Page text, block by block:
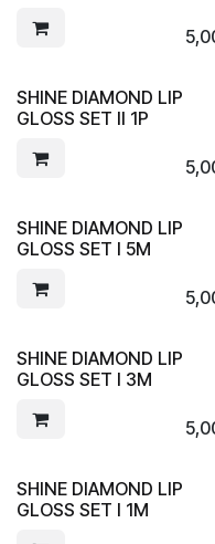
SHINE DIAMOND LIP
GLOSS SET II 1P
SHINE DIAMOND LIP
GLOSS SET I 5M
SHINE DIAMOND LIP
GLOSS SET I 3M
SHINE DIAMOND LIP
GLOSS SET I 1M